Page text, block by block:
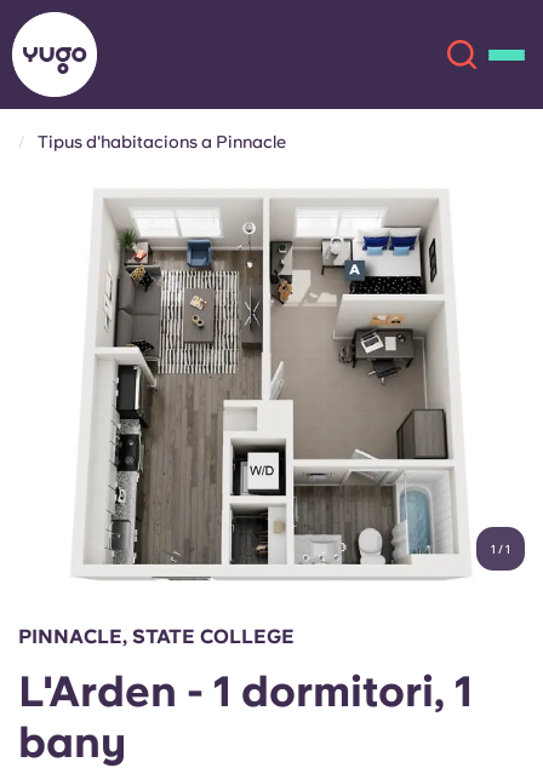
Sobre
Ubicacions
Compte Llengua
English (GB)
Chinese
Selecciona un país
Reserva ara
English (GB)
English (US)
Chinese Español
Català Deutsch
Italian French
Portuguese
Tipus d'habitacions a Pinnacle
1 /1
PINNACLE, STATE COLLEGE
L'Arden - 1 dormitori, 1
bany